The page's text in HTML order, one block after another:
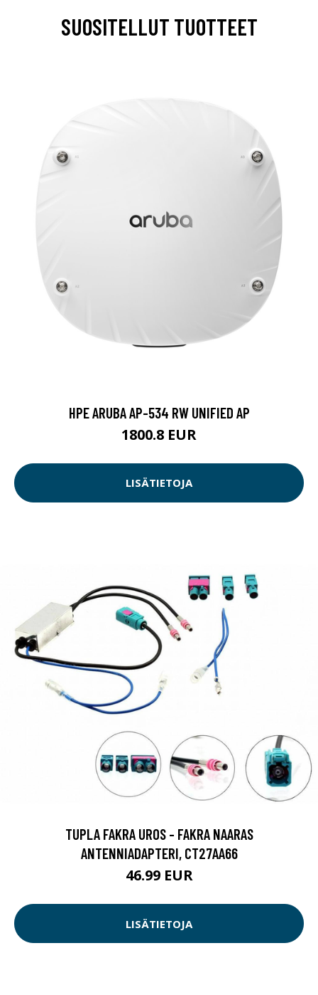
SUOSITELLUT TUOTTEET
HPE ARUBA AP-534 RW UNIFIED AP
1800.8 EUR
LISÄTIETOJA
TUPLA FAKRA UROS - FAKRA NAARAS
ANTENNIADAPTERI, CT27AA66
46.99 EUR
LISÄTIETOJA